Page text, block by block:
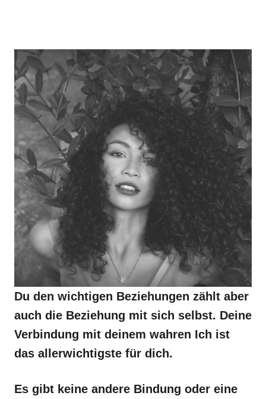
Du den wichtigen Beziehungen zählt aber
auch die Beziehung mit sich selbst. Deine
Verbindung mit deinem wahren Ich ist
das allerwichtigste für dich.
Es gibt keine andere Bindung oder eine